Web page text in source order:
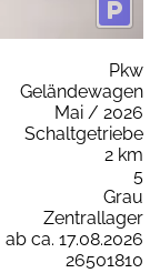
Pkw
Geländewagen
Mai / 2026
Schaltgetriebe
2 km
5
Grau
Zentrallager
ab ca. 17.08.2026
26501810